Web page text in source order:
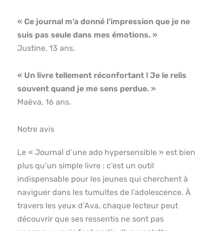
« Ce journal m’a donné l’impression que je ne
suis pas seule dans mes émotions. »
Justine, 13 ans.
« Un livre tellement réconfortant ! Je le relis
souvent quand je me sens perdue. »
Maëva, 16 ans.
Notre avis
Le « Journal d’une ado hypersensible » est bien
plus qu’un simple livre : c’est un outil
indispensable pour les jeunes qui cherchent à
naviguer dans les tumultes de l’adolescence. À
travers les yeux d’Ava, chaque lecteur peut
découvrir que ses ressentis ne sont pas